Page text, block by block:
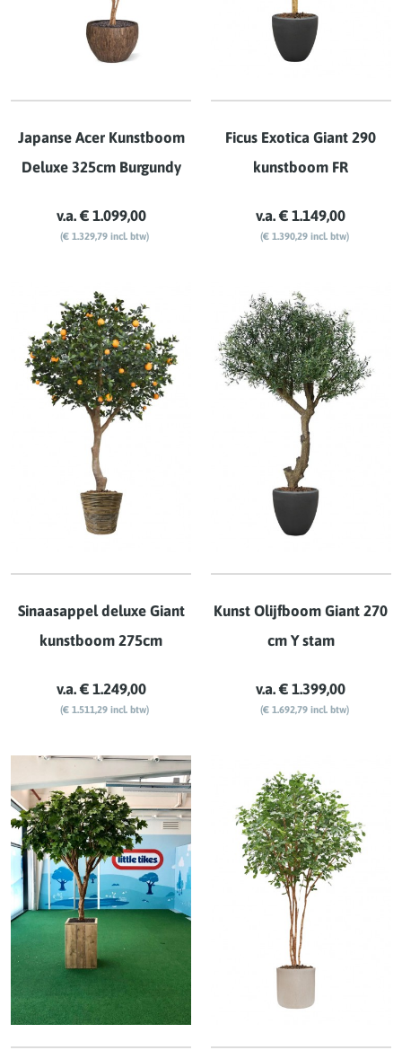
Japanse Acer Kunstboom
Deluxe 325cm Burgundy
v.a. € 1.099,00
(€ 1.329,79 incl. btw)
Ficus Exotica Giant 290
kunstboom FR
v.a. € 1.149,00
(€ 1.390,29 incl. btw)
Sinaasappel deluxe Giant
kunstboom 275cm
v.a. € 1.249,00
(€ 1.511,29 incl. btw)
Kunst Olijfboom Giant 270
cm Y stam
v.a. € 1.399,00
(€ 1.692,79 incl. btw)